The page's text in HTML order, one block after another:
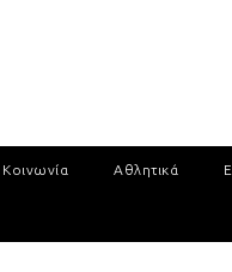
Κοινωνία Αθλητικά